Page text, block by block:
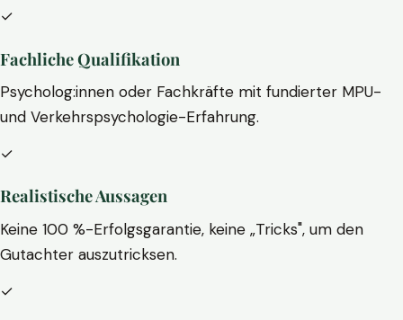
✓
Fachliche Qualifikation
Psycholog:innen oder Fachkräfte mit fundierter MPU-
und Verkehrspsychologie-Erfahrung.
✓
Realistische Aussagen
Keine 100 %-Erfolgsgarantie, keine „Tricks", um den
Gutachter auszutricksen.
✓